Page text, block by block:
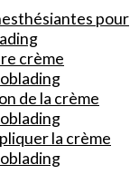
pour
crème
de la crème
la crème